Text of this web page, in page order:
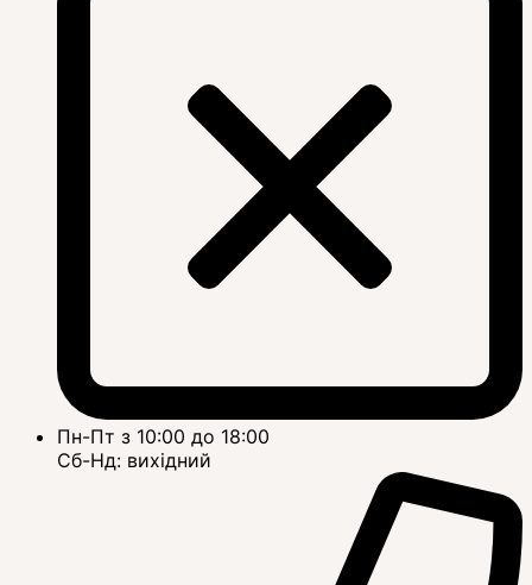
Пн-Пт з 10:00 до 18:00
Сб-Нд: вихідний